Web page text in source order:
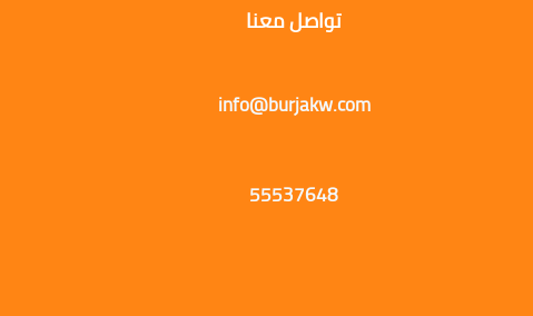
تواصل معنا
info@burjakw.com
55537648